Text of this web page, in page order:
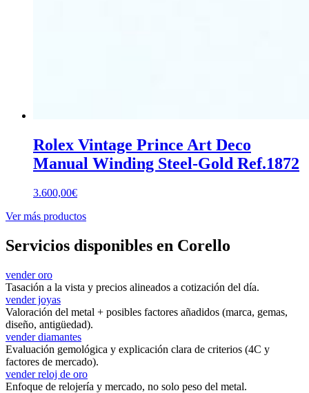
Rolex Vintage Prince Art Deco
Manual Winding Steel-Gold Ref.1872
3.600,00€
Ver más productos
Servicios disponibles en Corello
vender oro
Tasación a la vista y precios alineados a cotización del día.
vender joyas
Valoración del metal + posibles factores añadidos (marca, gemas,
diseño, antigüedad).
vender diamantes
Evaluación gemológica y explicación clara de criterios (4C y
factores de mercado).
vender reloj de oro
Enfoque de relojería y mercado, no solo peso del metal.